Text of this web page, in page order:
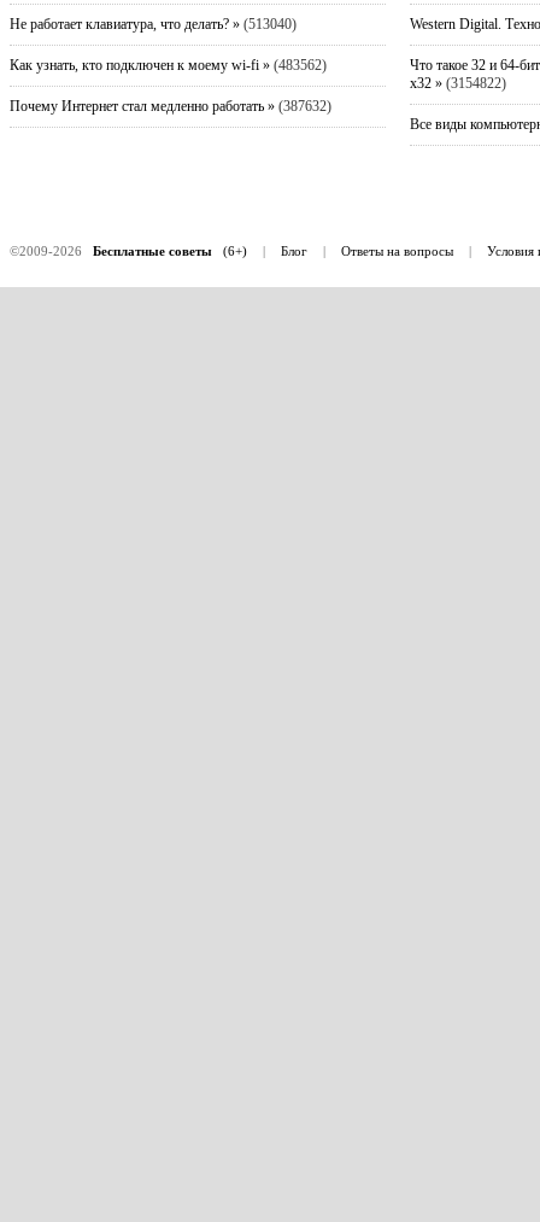
Не работает клавиатура, что делать? »(513040)
Как узнать, кто подключен к моему wi-fi »(483562)
Почему Интернет стал медленно работать »(387632)
Western Digital.
Что такое 32 и 64-
x32 »(3154822)
Все виды
©2009-2026 Бесплатные советы(6+) | Блог | Ответы на вопросы | Условия